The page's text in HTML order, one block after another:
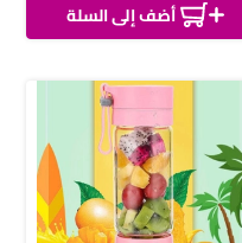
أضف إلى السلة